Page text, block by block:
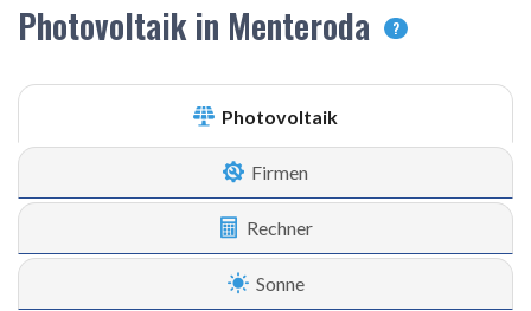
Photovoltaik in Menteroda ?
Photovoltaik
Firmen
Rechner
Sonne